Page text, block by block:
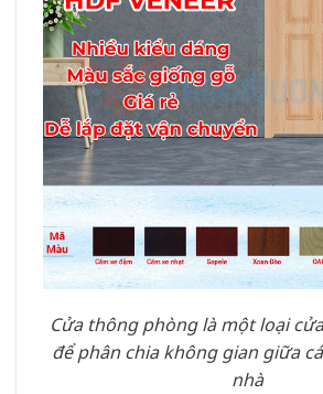
Cửa thông phòng là một loại
để phân chia không gian giữa
nhà